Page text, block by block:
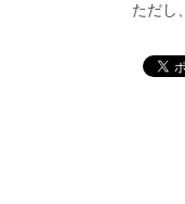
ただし